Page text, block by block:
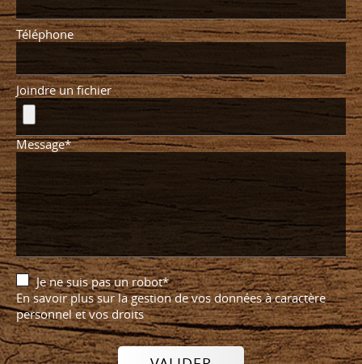
Téléphone
Joindre un fichier
Message*
Je ne suis pas un robot*
En savoir plus sur la gestion de vos données à caractère
personnel et vos droits